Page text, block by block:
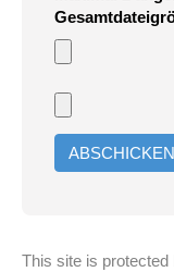
This site is